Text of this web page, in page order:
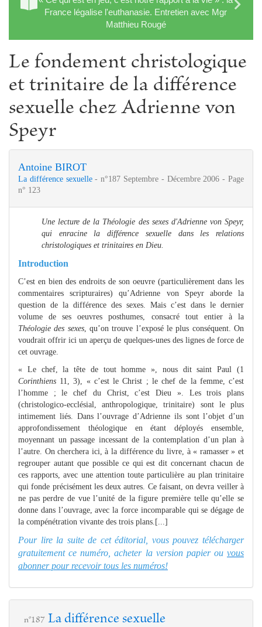
France légalise l'euthanasie. Entretien avec Mgr
Matthieu Rougé
Le fondement christologique
et trinitaire de la différence
sexuelle chez Adrienne von
Speyr
Antoine BIROT
La différence sexuelle- n°187 Septembre - Décembre 2006 - Page
n° 123
Une lecture de la Théologie des sexes d'Adrienne von Speyr,
qui enracine la différence sexuelle dans les relations
christologiques et trinitaires en Dieu.
Introduction
C’est en bien des endroits de son oeuvre (particulièrement dans les
commentaires scripturaires) qu’Adrienne von Speyr aborde la
question de la différence des sexes. Mais c’est dans le dernier
volume de ses oeuvres posthumes, consacré tout entier à la
Théologie des sexes, qu’on trouve l’exposé le plus conséquent. On
voudrait offrir ici un aperçu de quelques-unes des lignes de force de
cet ouvrage.
« Le chef, la tête de tout homme », nous dit saint Paul (1
Corinthiens 11, 3), « c’est le Christ ; le chef de la femme, c’est
l’homme ; le chef du Christ, c’est Dieu ». Les trois plans
(christologico-ecclésial, anthropologique, trinitaire) sont le plus
intimement liés. Dans l’ouvrage d’Adrienne ils sont l’objet d’un
approfondissement théologique en étant déployés ensemble,
moyennant un passage incessant de la contemplation d’un plan à
l’autre. On cherchera ici, à la différence du livre, à « ramasser » et
regrouper autant que possible ce qui est dit concernant chacun de
ces rapports, avec une attention toute particulière au plan trinitaire
qui fonde précisément les deux autres. Ce faisant, on devra veiller à
ne pas perdre de vue l’unité de la figure première telle qu’elle se
donne dans l’ouvrage, avec la force incomparable qui se dégage de
la compénétration vivante des trois plans.[...]
Pour lire la suite de cet éditorial, vous pouvez télécharger
gratuitement ce numéro, acheter la version papier ou vous
abonner pour recevoir tous les numéros!
n°187 La différence sexuelle